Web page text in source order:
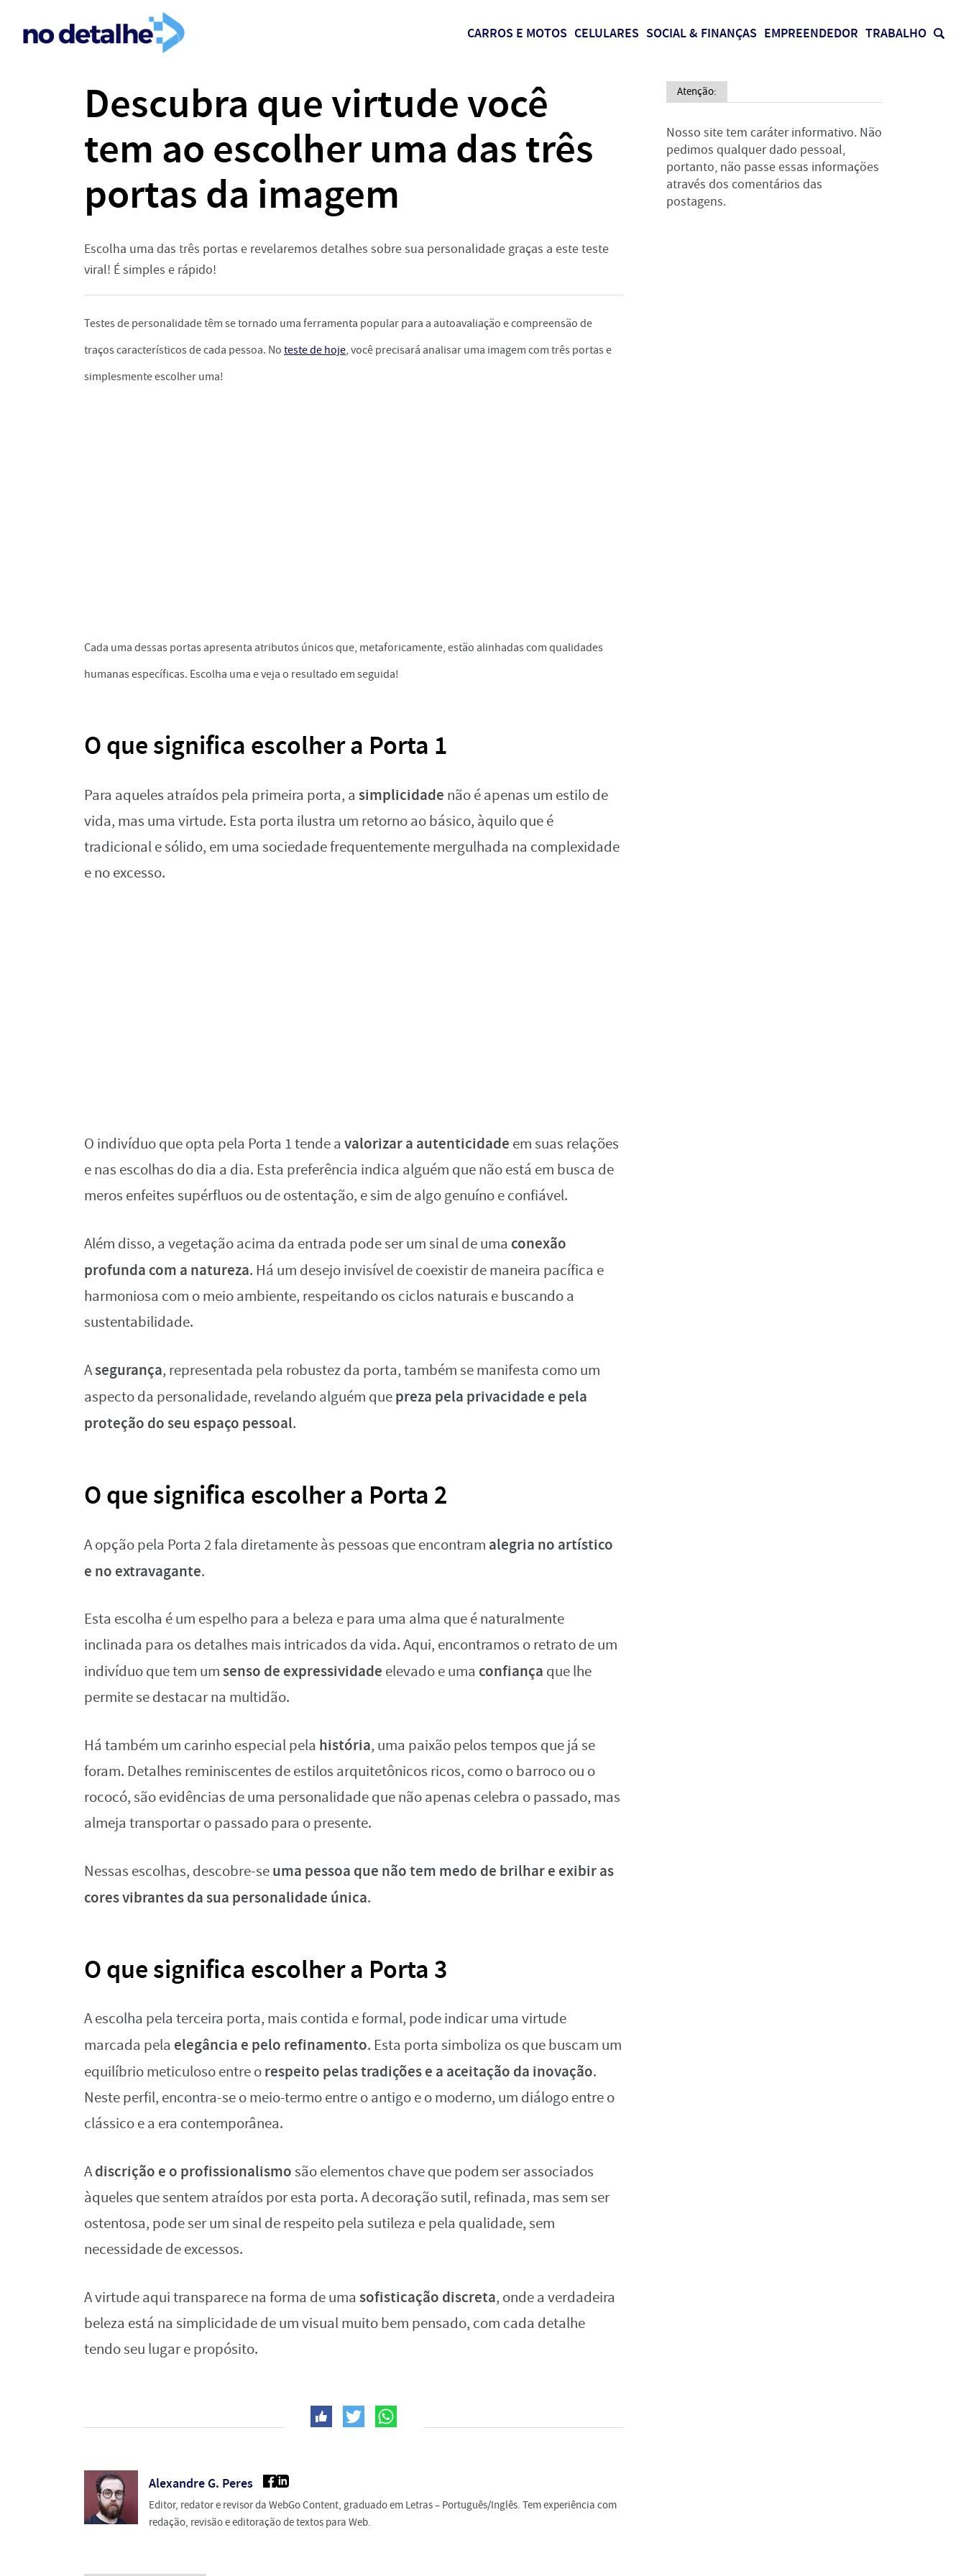
CARROS E MOTOS CELULARES SOCIAL & FINANÇAS EMPREENDEDOR TRABALHO
Descubra que virtude você
tem ao escolher uma das três
portas da imagem
Escolha uma das três portas e revelaremos detalhes sobre sua personalidade graças a este teste
viral! É simples e rápido!
Testes de personalidade têm se tornado uma ferramenta popular para a autoavaliação e compreensão de
traços característicos de cada pessoa. No teste de hoje, você precisará analisar uma imagem com três portas e
simplesmente escolher uma!
Cada uma dessas portas apresenta atributos únicos que, metaforicamente, estão alinhadas com qualidades
humanas específicas. Escolha uma e veja o resultado em seguida!
O que significa escolher a Porta 1
Para aqueles atraídos pela primeira porta, a simplicidade não é apenas um estilo de
vida, mas uma virtude. Esta porta ilustra um retorno ao básico, àquilo que é
tradicional e sólido, em uma sociedade frequentemente mergulhada na complexidade
e no excesso.
O indivíduo que opta pela Porta 1 tende a valorizar a autenticidade em suas relações
e nas escolhas do dia a dia. Esta preferência indica alguém que não está em busca de
meros enfeites supérfluos ou de ostentação, e sim de algo genuíno e confiável.
Além disso, a vegetação acima da entrada pode ser um sinal de uma conexão
profunda com a natureza. Há um desejo invisível de coexistir de maneira pacífica e
harmoniosa com o meio ambiente, respeitando os ciclos naturais e buscando a
sustentabilidade.
Asegurança, representada pela robustez da porta, também se manifesta como um
aspecto da personalidade, revelando alguém quepreza pela privacidade e pela
proteção do seu espaço pessoal.
O que significa escolher a Porta 2
A opção pela Porta 2 fala diretamente às pessoas que encontram alegria no artístico
e no extravagante.
Esta escolha é um espelho para a beleza e para uma alma que é naturalmente
inclinada para os detalhes mais intricados da vida. Aqui, encontramos o retrato de um
indivíduo que tem umsenso de expressividade elevado e uma confiança que lhe
permite se destacar na multidão.
Há também um carinho especial pela história, uma paixão pelos tempos que já se
foram. Detalhes reminiscentes de estilos arquitetônicos ricos, como o barroco ou o
rococó, são evidências de uma personalidade que não apenas celebra o passado, mas
almeja transportar o passado para o presente.
Nessas escolhas, descobre-seuma pessoa que não tem medo de brilhar e exibir as
cores vibrantes da sua personalidade única.
O que significa escolher a Porta 3
A escolha pela terceira porta, mais contida e formal, pode indicar uma virtude
marcada pela elegância e pelo refinamento. Esta porta simboliza os que buscam um
equilíbrio meticuloso entre orespeito pelas tradições e a aceitação da inovação.
Neste perfil, encontra-se o meio-termo entre o antigo e o moderno, um diálogo entre o
clássico e a era contemporânea.
Adiscrição e o profissionalismosão elementos chave que podem ser associados
àqueles que sentem atraídos por esta porta. A decoração sutil, refinada, mas sem ser
ostentosa, pode ser um sinal de respeito pela sutileza e pela qualidade, sem
necessidade de excessos.
A virtude aqui transparece na forma de uma sofisticação discreta, onde a verdadeira
beleza está na simplicidade de um visual muito bem pensado, com cada detalhe
tendo seu lugar e propósito.
Alexandre G. Peres
Editor, redator e revisor da WebGo Content, graduado em Letras – Português/Inglês. Tem experiência com
redação, revisão e editoração de textos para Web.
Atenção:
Nosso site tem caráter informativo. Não
pedimos qualquer dado pessoal,
portanto, não passe essas informações
através dos comentários das
postagens.